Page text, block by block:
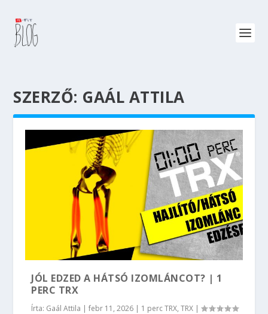
SZERZŐ: GAÁL ATTILA
JÓL EDZED A HÁTSÓ IZOMLÁNCOT? | 1
PERC TRX
Írta: Gaál Attila |febr 11, 2026 | 1 perc TRX,TRX |